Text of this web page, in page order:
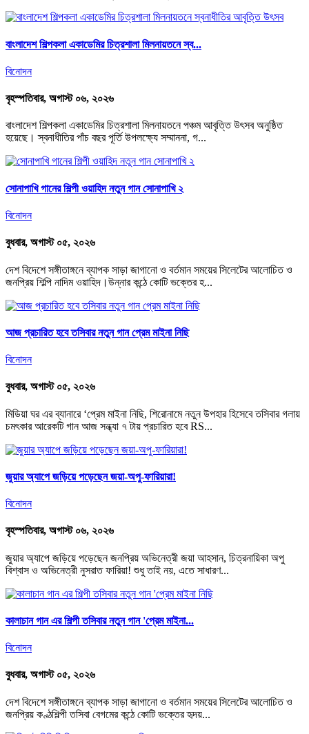
বাংলাদেশ শিল্পকলা একাডেমির চিত্রশালা মিলনায়তনে স্ব...
বিনোদন
বৃহস্পতিবার, অগাস্ট ০৬, ২০২৬
বাংলাদেশ শিল্পকলা একাডেমির চিত্রশালা মিলনায়তনে পঞ্চম আবৃত্তি উৎসব অনুষ্ঠিত
হয়েছে। স্বনাধীতির পাঁচ বছর পূর্তি উপলক্ষ্যে সম্মাননা, গ...
সোনাপাখি গানের শিল্পী ওয়াহিদ নতুন গান সোনাপাখি ২
বিনোদন
বুধবার, অগাস্ট ০৫, ২০২৬
দেশ বিদেশে সঙ্গীতাঙ্গনে ব্যাপক সাড়া জাগানো ও বর্তমান সময়ের সিলেটের আলোচিত ও
জনপ্রিয় শিল্পি নাদিম ওয়াহিদ।উন্নার কন্ঠে কোটি ভক্তের হ...
আজ প্রচারিত হবে তসিবার নতুন গান প্রেম মাইনা নিছি
বিনোদন
বুধবার, অগাস্ট ০৫, ২০২৬
মিডিয়া ঘর এর ব্যানারে ‘প্রেম মাইনা নিছি, শিরোনামে নতুন উপহার হিসেবে তসিবার গলায়
চমৎকার আরেকটি গান আজ সন্ধ্যা ৭ টায় প্রচারিত হবে RS...
জুয়ার অ্যাপে জড়িয়ে পড়েছেন জয়া-অপু-ফারিয়ারা!
বিনোদন
বৃহস্পতিবার, অগাস্ট ০৬, ২০২৬
জুয়ার অ্যাপে জড়িয়ে পড়েছেন জনপ্রিয় অভিনেত্রী জয়া আহসান, চিত্রনায়িকা অপু
বিশ্বাস ও অভিনেত্রী নুসরাত ফারিয়া! শুধু তাই নয়, এতে সাধারণ...
কালাচান গান এর শিল্পী তসিবার নতুন গান 'প্রেম মাইনা...
বিনোদন
বুধবার, অগাস্ট ০৫, ২০২৬
দেশ বিদেশে সঙ্গীতাঙ্গনে ব্যাপক সাড়া জাগানো ও বর্তমান সময়ের সিলেটের আলোচিত ও
জনপ্রিয় কণ্ঠশিল্পী তসিবা বেগমের কন্ঠে কোটি ভক্তের হৃদয়...